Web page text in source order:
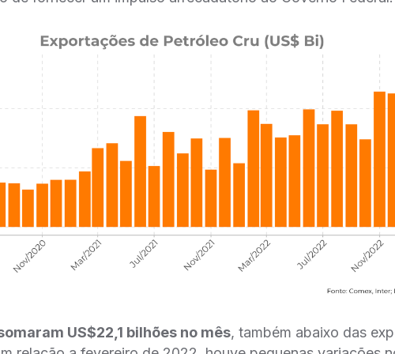
US$22,1 bilhões no mês, também abaixo das